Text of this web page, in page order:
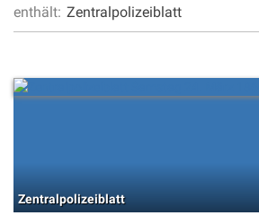
enthält: Zentralpolizeiblatt
Zentralpolizeiblatt